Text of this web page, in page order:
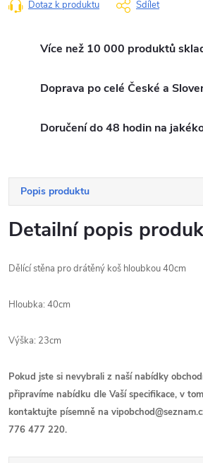
Dotaz k produktu Sdílet
Více než 10 000 produktů
Doprava po celé České a
Doručení do 48 hodin na
Popis produktu
Detailní popis
Dělící stěna pro drátěný koš hloubkou 40cm
Hloubka: 40cm
Výška: 23cm
Pokud jste si nevybrali z naší nabídky
připravíme nabídku dle Vaší specifikace, v
kontaktujte písemně na
776 477 220.